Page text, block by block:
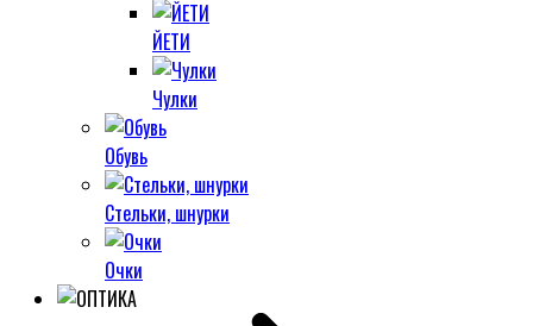
ЙЕТИ
Чулки
Обувь
Стельки, шнурки
Очки